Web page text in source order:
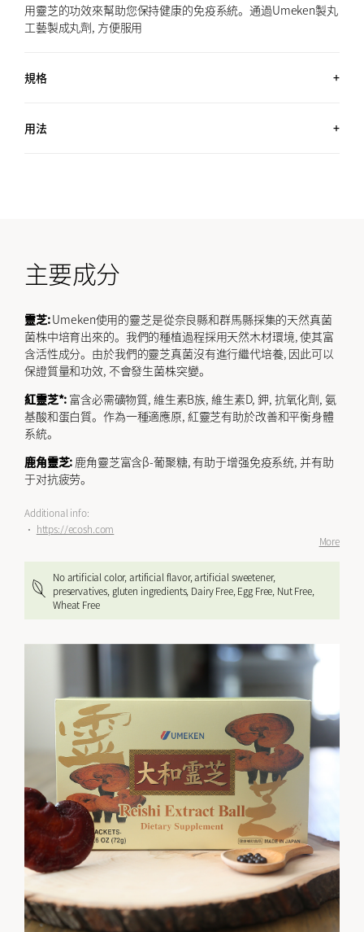
用靈芝的功效來幫助您保持健康的免疫系統。通過Umeken製丸
工藝製成丸劑, 方便服用
規格
用法
主要成分
靈芝:Umeken使用的靈芝是從奈良縣和群馬縣採集的天然真菌
菌株中培育出來的。我們的種植過程採用天然木材環境, 使其富
含活性成分。由於我們的靈芝真菌沒有進行繼代培養, 因此可以
保證質量和功效, 不會發生菌株突變。
紅靈芝*: 富含必需礦物質, 維生素B族, 維生素D, 鉀, 抗氧化劑, 氨
基酸和蛋白質。作為一種適應原, 紅靈芝有助於改善和平衡身體
系統。
鹿角靈芝: 鹿角靈芝富含β-葡聚糖, 有助于增强免疫系统, 并有助
于对抗疲劳。
Additional info:
• https://ecosh.com
More
No artificial color, artificial flavor, artificial sweetener,
preservatives, gluten ingredients, Dairy Free, Egg Free, Nut Free,
Wheat Free